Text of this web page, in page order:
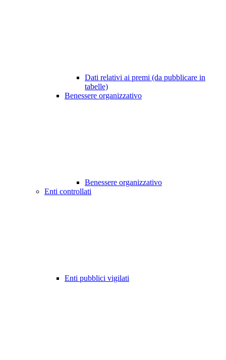
Dati relativi ai premi (da pubblicare in
tabelle)
Benessere organizzativo
Benessere organizzativo
Enti controllati
Enti pubblici vigilati